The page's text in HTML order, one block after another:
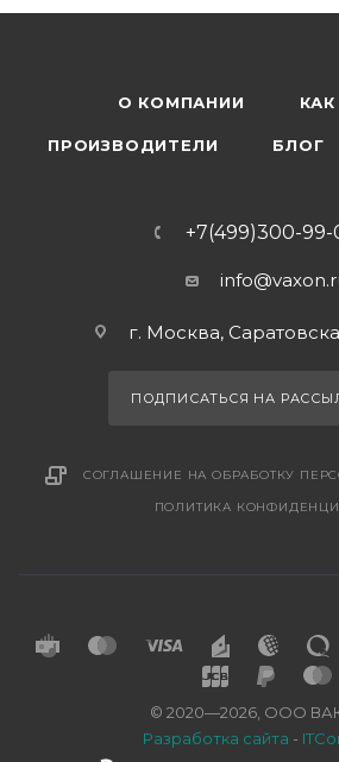
О КОМПАНИИ
ПРОИЗВОДИТЕЛИ БЛОГ
+7(499)300-99-
г. Москва,
ПОДПИСАТЬСЯ НА
СОГЛАШЕНИЕ НА ОБРАБОТКУ
ПОЛИТИКА
© 2020—2026, ООО
Разработка сайта -